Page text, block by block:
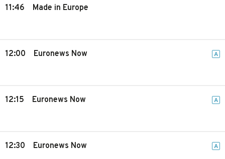
11:46 Made in Europe
12:00 Euronews Now A
12:15 Euronews Now A
12:30 Euronews Now A